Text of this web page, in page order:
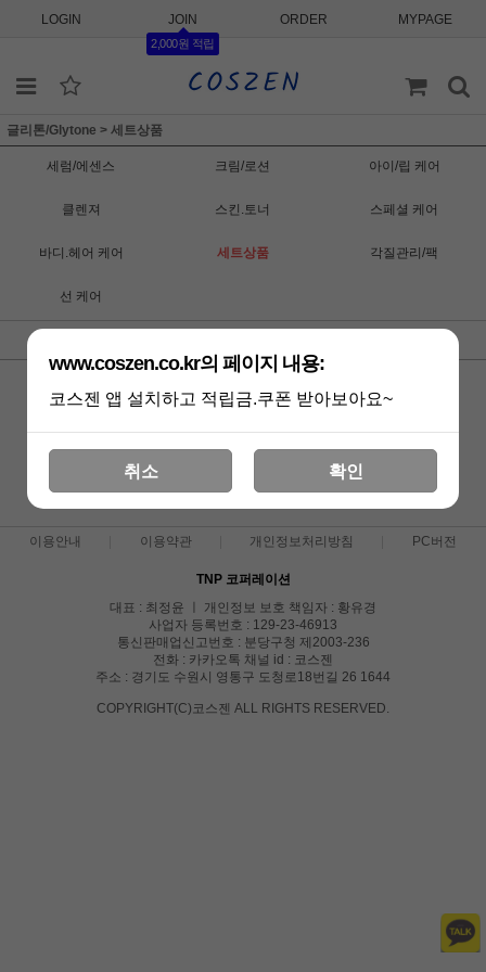
LOGIN JOIN
2,000원 적립
ORDER MYPAGE
글리톤/Glytone > 세트상품
세럼/에센스 크림/로션 아이/립 케어
클렌져 스킨.토너 스페셜 케어
바디.헤어 케어 세트상품 각질관리/팩
선 케어
최신순 상품명
상품 준비중 입니다.
이용안내 이용약관 개인정보처리방침 PC버전
TNP 코퍼레이션
대표 : 최정윤 ㅣ 개인정보 보호 책임자 : 황유경
사업자 등록번호 : 129-23-46913
통신판매업신고번호 : 분당구청 제2003-236
전화 : 카카오톡 채널 id : 코스젠
주소 : 경기도 수원시 영통구 도청로18번길 26 1644
COPYRIGHT(C)코스젠 ALL RIGHTS RESERVED.
www.coszen.co.kr의 페이지 내용:
코스젠 앱 설치하고 적립금.쿠폰 받아보아요~
취소 확인